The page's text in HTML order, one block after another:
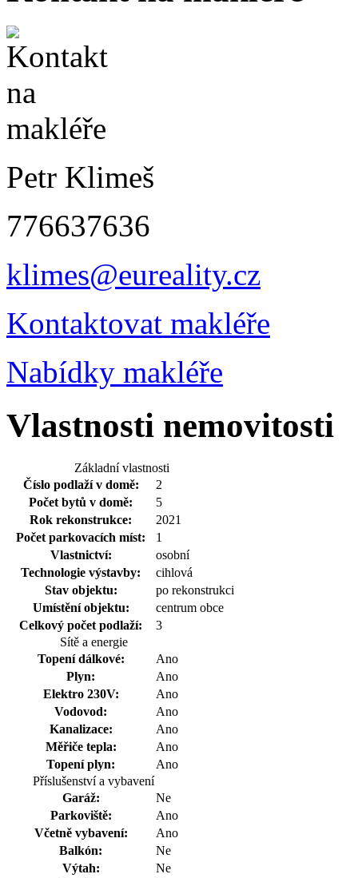
Petr Klimeš
776637636
klimes@eureality.cz
Kontaktovat makléře
Nabídky makléře
Vlastnosti nemovitosti
Základní vlastnosti
Číslo podlaží v domě:
2
Počet bytů v domě:
5
Rok rekonstrukce:
2021
Počet parkovacích míst:
1
Vlastnictví:
osobní
Technologie výstavby:
cihlová
Stav objektu:
po rekonstrukci
Umístění objektu:
centrum obce
Celkový počet podlaží:
3
Sítě a energie
Topení dálkové:
Ano
Plyn:
Ano
Elektro 230V:
Ano
Vodovod:
Ano
Kanalizace:
Ano
Měřiče tepla:
Ano
Topení plyn:
Ano
Příslušenství a vybavení
Garáž:
Ne
Parkoviště:
Ano
Včetně vybavení:
Ano
Balkón:
Ne
Výtah:
Ne